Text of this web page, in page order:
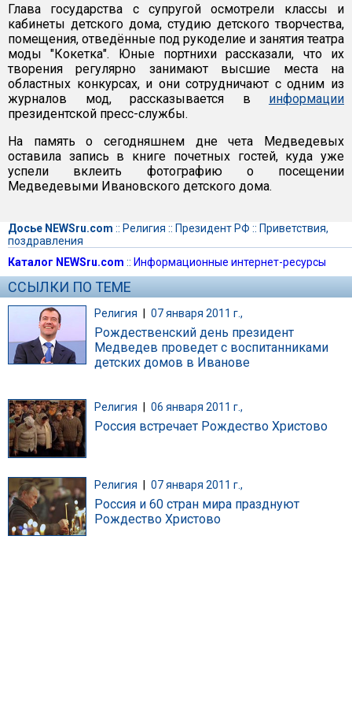
Глава государства с супругой осмотрели классы и
кабинеты детского дома, студию детского творчества,
помещения, отведённые под рукоделие и занятия театра
моды "Кокетка". Юные портнихи рассказали, что их
творения регулярно занимают высшие места на
областных конкурсах, и они сотрудничают с одним из
журналов мод, рассказывается в информации
президентской пресс-службы.
На память о сегодняшнем дне чета Медведевых
оставила запись в книге почетных гостей, куда уже
успели вклеить фотографию о посещении
Медведевыми Ивановского детского дома.
Досье NEWSru.com :: Религия :: Президент РФ :: Приветствия,
поздравления
Каталог NEWSru.com :: Информационные интернет-ресурсы
ССЫЛКИ ПО ТЕМЕ
Религия | 07 января 2011 г.,
Рождественский день президент
Медведев проведет с воспитанниками
детских домов в Иванове
Религия 06 января 2011 г.,
Россия встречает Рождество Христово
Религия 07 января 2011 г.,
Россия и 60 стран мира празднуют
Рождество Христово